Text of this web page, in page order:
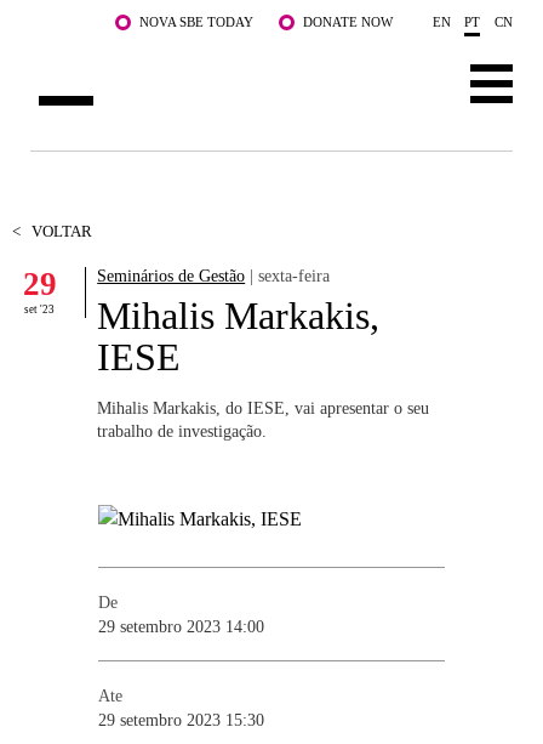
Saltar para o conteúdo principalNOVA SBE TODAY DONATE NOW EN PT CN
DOCENTES E INVESTIGAÇÃO
COMUNIDADE
< VOLTAR
29
set '23
Seminários de Gestão | sexta-feira
Mihalis Markakis,
IESE
Mihalis Markakis, do IESE, vai apresentar o seu
trabalho de investigação.
De
29 setembro 2023 14:00
Ate
29 setembro 2023 15:30